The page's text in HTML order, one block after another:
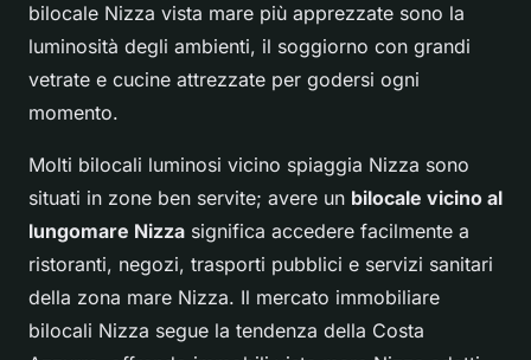
bilocale Nizza vista mare più apprezzate sono la
luminosità degli ambienti, il soggiorno con grandi
vetrate e cucine attrezzate per godersi ogni
momento.
Molti bilocali luminosi vicino spiaggia Nizza sono
situati in zone ben servite; avere un bilocale vicino al
lungomare Nizza significa accedere facilmente a
ristoranti, negozi, trasporti pubblici e servizi sanitari
della zona mare Nizza. Il mercato immobiliare
bilocali Nizza segue la tendenza della Costa